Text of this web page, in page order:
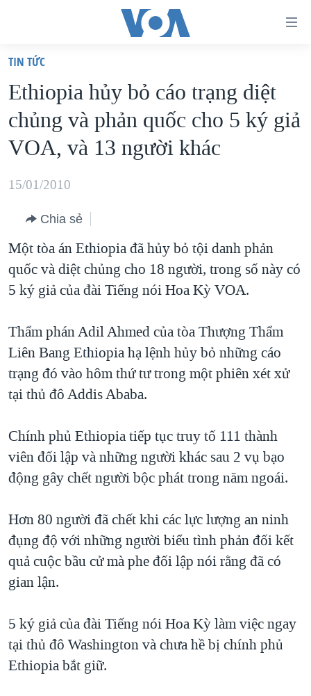
truy
cập
Tới
nội
chính
hướng
chính
Đi
"Tìm"
VIỆT NAM
HOA KỲ
BIỂN ĐÔNG
THẾ GIỚI
DIỄN ĐÀN
MỤC
TỰ DO BÁO CHÍ
VẠCH TRẦN TIN GIẢ
NGƯỜI VIỆT HẢI NGOẠI
ĐỜI SỐNG
KINH TẾ
KHOA HỌC
VĂN HOÁ
THỂ THAO
CHUYÊN ĐỀ
CHIẾN TRANH THƯƠNG MẠI CỦA MỸ: QUÁ KHỨ VÀ HIỆN
HÀNH TRÌNH BẦU CỬ 2024
GIẢI MÃ VÀNH ĐAI & CON ĐƯỜNG
TRỊNH VĨNH BÌNH - NGƯỜI HẠ 'BÊN THẮNG CUỘC'
GROUND ZERO – XƯA VÀ NAY
CÁC GIÁ TRỊ CỘNG HÒA Ở VIỆT NAM
THƯỢNG ĐỈNH TRUMP-KIM TẠI VIỆT NAM
TRỊNH VĨNH BÌNH VS. CHÍNH PHỦ VIỆT NAM
NGƯ DÂN VIỆT VÀ LÀN SÓNG TRỘM HẢI SÂM
BÊN KIA QUỐC LỘ: TIẾNG VỌNG TỪ NÔNG THÔN MỸ
QUAN HỆ VIỆT MỸ
HỌC TIẾNG ANH
VIDEO
NGHE
MẠNG XÃ HỘI
Ngôn ngữ khác
TIN TỨC
Ethiopia hủy bỏ cáo trạng diệt
chủng và phản quốc cho 5 ký giả
VOA, và 13 người khác
15/01/2010
Chia sẻ
Một tòa án Ethiopia đã hủy bỏ tội danh phản
quốc và diệt chủng cho 18 người, trong số này có
5 ký giả của đài Tiếng nói Hoa Kỳ VOA.
Thẩm phán Adil Ahmed của tòa Thượng Thẩm
Liên Bang Ethiopia hạ lệnh hủy bỏ những cáo
trạng đó vào hôm thứ tư trong một phiên xét xử
tại thủ đô Addis Ababa.
Chính phủ Ethiopia tiếp tục truy tố 111 thành
viên đối lập và những người khác sau 2 vụ bạo
động gây chết người bộc phát trong năm ngoái.
Hơn 80 người đã chết khi các lực lượng an ninh
đụng độ với những người biểu tình phản đối kết
quả cuộc bầu cử mà phe đối lập nói rằng đã có
gian lận.
5 ký giả của đài Tiếng nói Hoa Kỳ làm việc ngay
tại thủ đô Washington và chưa hề bị chính phủ
Ethiopia bắt giữ.